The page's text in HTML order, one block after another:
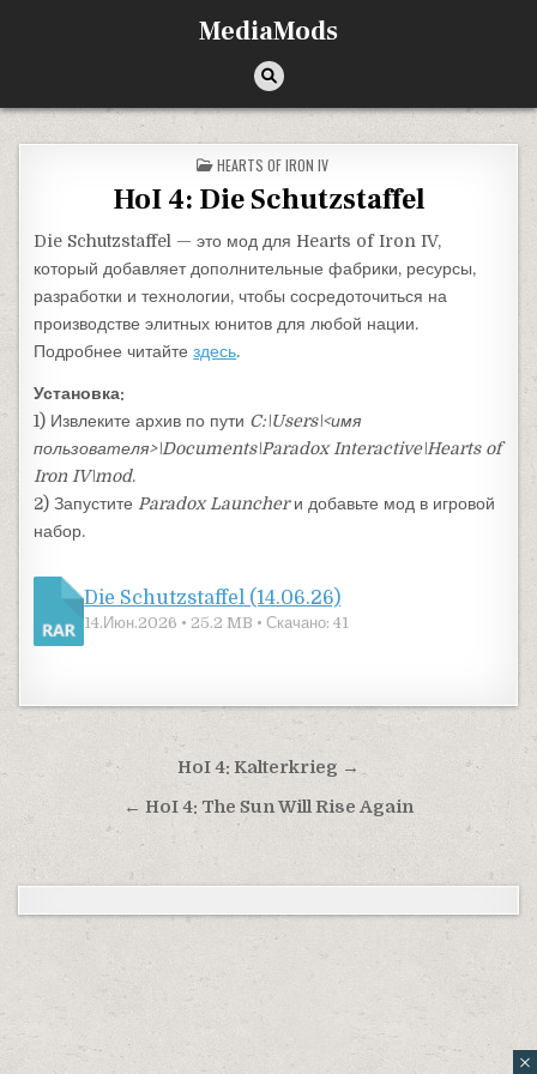
MediaMods
ОПУБЛИКОВАНО В
HEARTS OF IRON IV
HoI 4: Die Schutzstaffel
Die Schutzstaffel — это мод для Hearts of Iron IV,
который добавляет дополнительные фабрики, ресурсы,
разработки и технологии, чтобы сосредоточиться на
производстве элитных юнитов для любой нации.
Подробнее читайтездесь.
Установка:
1) Извлеките архив по пути C:\Users\<имя
пользователя>\Documents\Paradox Interactive\Hearts of
Iron IV\mod.
2) Запустите Paradox Launcherи добавьте мод в игровой
набор.
Die Schutzstaffel (14.06.26)
14.Июн.2026 • 25.2 MB • Скачано: 41
Навигация по записям
HoI 4: Kalterkrieg →
← HoI 4: The Sun Will Rise Again